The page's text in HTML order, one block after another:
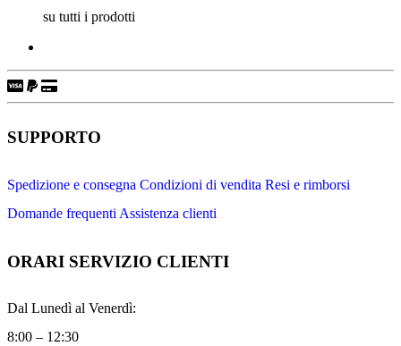
su tutti i prodotti
SUPPORTO
Spedizione e consegna Condizioni di vendita Resi e rimborsi
Domande frequenti Assistenza clienti
ORARI SERVIZIO CLIENTI
Dal Lunedì al Venerdì:
8:00 – 12:30